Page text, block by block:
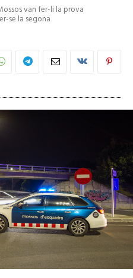
van fer-li la prova
se la segona